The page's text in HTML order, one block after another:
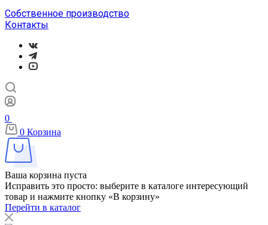
Собственное производство
Контакты
0
0 Корзина
Ваша корзина пуста
Исправить это просто: выберите в каталоге интересующий
товар и нажмите кнопку «В корзину»
Перейти в каталог